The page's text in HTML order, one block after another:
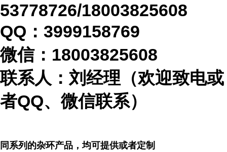
53778726/18003825608
QQ：3999158769
微信： 18003825608
联系人：刘经理（欢迎致电或
者QQ、微信联系）
同系列的杂环产品，均可提供或者定制